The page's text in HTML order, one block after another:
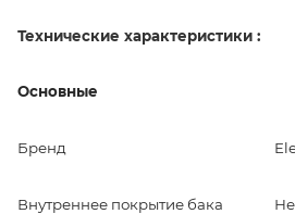
Технические характеристики :
Основные
Бренд
Внутреннее покрытие бака